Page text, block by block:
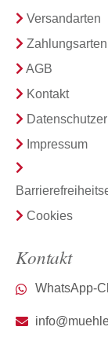
Versandarten
Zahlungsarten
AGB
Kontakt
Impressum
Cookies
Kontakt
WhatsApp-